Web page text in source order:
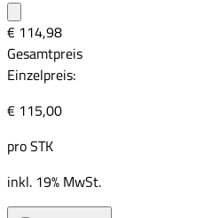
€ 114,98
Gesamtpreis
Einzelpreis:
€ 115,00
proSTK
inkl. 19% MwSt.